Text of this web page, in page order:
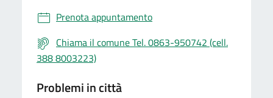
Prenota appuntamento
Chiama il comune Tel. 0863-950742 (cell.
388 8003223)
Problemi in città